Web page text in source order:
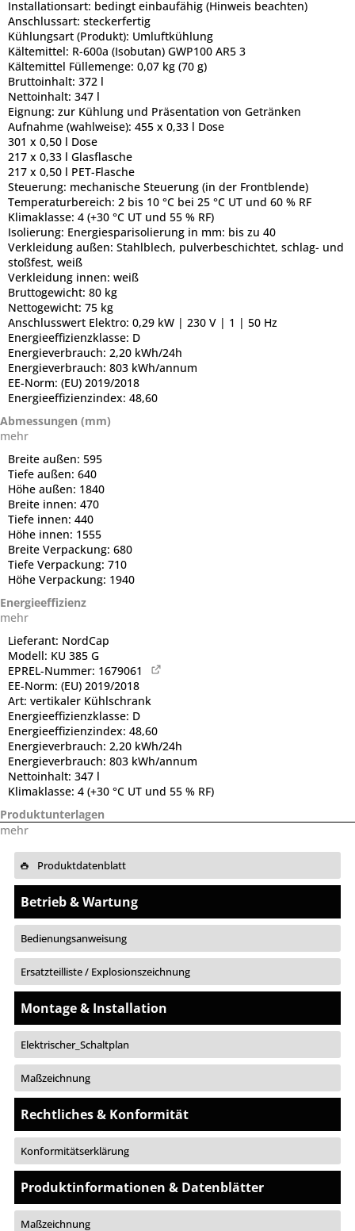
Installationsart: bedingt einbaufähig (Hinweis beachten)
Anschlussart: steckerfertig
Kühlungsart (Produkt): Umluftkühlung
Kältemittel: R-600a (Isobutan) GWP100 AR5 3
Kältemittel Füllemenge: 0,07 kg (70 g)
Bruttoinhalt: 372 l
Nettoinhalt: 347 l
Eignung: zur Kühlung und Präsentation von Getränken
Aufnahme (wahlweise): 455 x 0,33 l Dose
301 x 0,50 l Dose
217 x 0,33 l Glasflasche
217 x 0,50 l PET-Flasche
Steuerung: mechanische Steuerung (in der Frontblende)
Temperaturbereich: 2 bis 10 °C bei 25 °C UT und 60 % RF
Klimaklasse: 4 (+30 °C UT und 55 % RF)
Isolierung: Energiesparisolierung in mm: bis zu 40
Verkleidung außen: Stahlblech, pulverbeschichtet, schlag- und
stoßfest, weiß
Verkleidung innen: weiß
Bruttogewicht: 80 kg
Nettogewicht: 75 kg
Anschlusswert Elektro: 0,29 kW | 230 V | 1 | 50 Hz
Energieeffizienzklasse: D
Energieverbrauch: 2,20 kWh/24h
Energieverbrauch: 803 kWh/annum
EE-Norm: (EU) 2019/2018
Energieeffizienzindex: 48,60
Abmessungen (mm)
mehr
Breite außen: 595
Tiefe außen: 640
Höhe außen: 1840
Breite innen: 470
Tiefe innen: 440
Höhe innen: 1555
Breite Verpackung: 680
Tiefe Verpackung: 710
Höhe Verpackung: 1940
Energieeffizienz
mehr
Lieferant: NordCap
Modell: KU 385 G
EPREL-Nummer: 1679061
EE-Norm: (EU) 2019/2018
Art: vertikaler Kühlschrank
Energieeffizienzklasse: D
Energieeffizienzindex: 48,60
Energieverbrauch: 2,20 kWh/24h
Energieverbrauch: 803 kWh/annum
Nettoinhalt: 347 l
Klimaklasse: 4 (+30 °C UT und 55 % RF)
Produktunterlagen
mehr
Produktdatenblatt
Betrieb & Wartung
Bedienungsanweisung
Ersatzteilliste / Explosionszeichnung
Montage & Installation
Elektrischer_Schaltplan
Maßzeichnung
Rechtliches & Konformität
Konformitätserklärung
Produktinformationen & Datenblätter
Maßzeichnung